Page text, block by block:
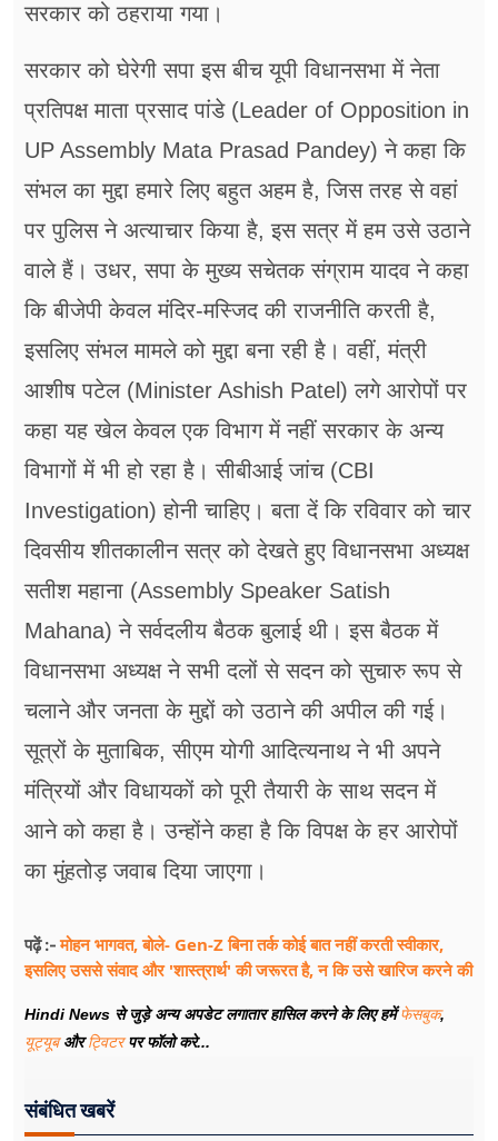
सरकार को ठहराया गया।
सरकार को घेरेगी सपा इस बीच यूपी विधानसभा में नेता
प्रतिपक्ष माता प्रसाद पांडे (Leader of Opposition in
UP Assembly Mata Prasad Pandey) ने कहा कि
संभल का मुद्दा हमारे लिए बहुत अहम है, जिस तरह से वहां
पर पुलिस ने अत्याचार किया है, इस सत्र में हम उसे उठाने
वाले हैं। उधर, सपा के मुख्य सचेतक संग्राम यादव ने कहा
कि बीजेपी केवल मंदिर-मस्जिद की राजनीति करती है,
इसलिए संभल मामले को मुद्दा बना रही है। वहीं, मंत्री
आशीष पटेल (Minister Ashish Patel) लगे आरोपों पर
कहा यह खेल केवल एक विभाग में नहीं सरकार के अन्य
विभागों में भी हो रहा है। सीबीआई जांच (CBI
Investigation) होनी चाहिए। बता दें कि रविवार को चार
दिवसीय शीतकालीन सत्र को देखते हुए विधानसभा अध्यक्ष
सतीश महाना (Assembly Speaker Satish
Mahana) ने सर्वदलीय बैठक बुलाई थी। इस बैठक में
विधानसभा अध्यक्ष ने सभी दलों से सदन को सुचारु रूप से
चलाने और जनता के मुद्दों को उठाने की अपील की गई।
सूत्रों के मुताबिक, सीएम योगी आदित्यनाथ ने भी अपने
मंत्रियों और विधायकों को पूरी तैयारी के साथ सदन में
आने को कहा है। उन्होंने कहा है कि विपक्ष के हर आरोपों
का मुंहतोड़ जवाब दिया जाएगा।
पढ़ें :-मोहन भागवत, बोले- Gen-Z बिना तर्क कोई बात नहीं करती स्वीकार,
इसलिए उससे संवाद और 'शास्त्रार्थ' की जरूरत है, न कि उसे खारिज करने की
Hindi News से जुड़े अन्य अपडेट लगातार हासिल करने के लिए हमेंफेसबुक,
यूट्यूबऔरट्विटरपर फॉलो करे...
संबंधित खबरें